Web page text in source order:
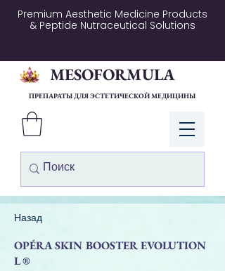
Premium Aesthetic Medicine Products
& Peptide Nutraceutical Solutions
Войти
MESOFORMULA
ПРЕПАРАТЫ ДЛЯ ЭСТЕТИЧЕСКОЙ МЕДИЦИНЫ
Назад
OPÉRA SKIN BOOSTER EVOLUTION
L ®